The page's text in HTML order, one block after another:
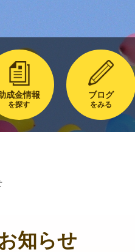
助成金情報
を探す
ブログ
をみる
知らせ